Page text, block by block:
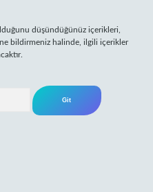
düşündüğünüz içerikleri,
bildirmeniz halinde, ilgili içerikler